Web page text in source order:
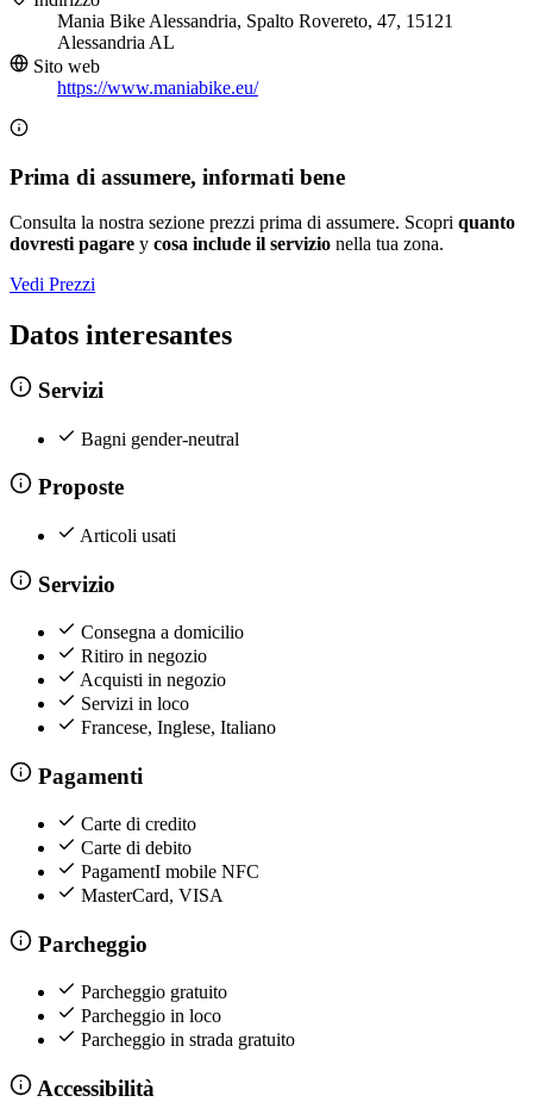
Mania Bike Alessandria, Spalto Rovereto, 47, 15121
Alessandria AL
Sito web
https://www.maniabike.eu/
Prima di assumere, informati bene
Consulta la nostra sezione prezzi prima di assumere. Scopri quanto
dovresti pagare y cosa include il servizio nella tua zona.
Vedi Prezzi
Datos interesantes
Servizi
Bagni gender-neutral
Proposte
Articoli usati
Servizio
Consegna a domicilio
Ritiro in negozio
Acquisti in negozio
Servizi in loco
Francese, Inglese, Italiano
Pagamenti
Carte di credito
Carte di debito
PagamentI mobile NFC
MasterCard, VISA
Parcheggio
Parcheggio gratuito
Parcheggio in loco
Parcheggio in strada gratuito
Accessibilità